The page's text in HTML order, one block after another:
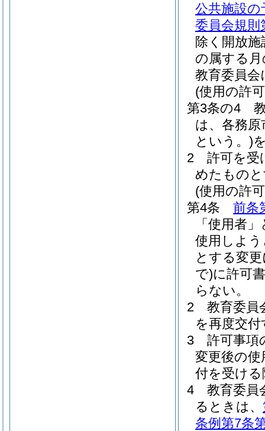
公共施設
委員会規則
除く開放
の属する
教育委員
(使用の許
第3条の4
は、各務原
という。)
2
許可を受
めたもの
(使用の許
第4条
前条
「使用者
使用しよ
とする変
で)に許可
らない。
2
教育委員
を再度交
3
許可事項
変更後の
付を受け
4
教育委員
るときは、
条例第7条